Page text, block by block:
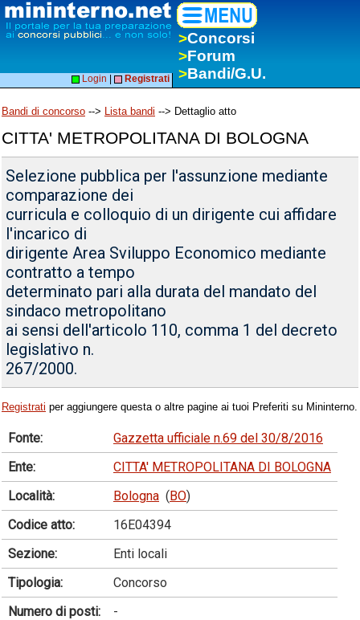
>Concorsi
>Forum
>Bandi/G.U.
Login Registrati
Bandi di concorso --> Lista bandi --> Dettaglio atto
CITTA' METROPOLITANA DI BOLOGNA
Selezione pubblica per l'assunzione mediante
comparazione dei
curricula e colloquio di un dirigente cui affidare
l'incarico di
dirigente Area Sviluppo Economico mediante
contratto a tempo
determinato pari alla durata del mandato del
sindaco metropolitano
ai sensi dell'articolo 110, comma 1 del decreto
legislativo n.
267/2000.
Registrati per aggiungere questa o altre pagine ai tuoi Preferiti su Mininterno.
Fonte:
Gazzetta ufficiale n.69 del 30/8/2016
Ente:
CITTA' METROPOLITANA DI BOLOGNA
Località:
Bologna (BO)
Codice atto:
16E04394
Sezione:
Enti locali
Tipologia:
Concorso
Numero di posti:
-